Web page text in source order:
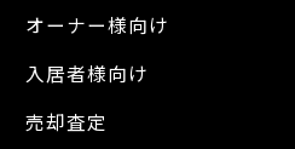
オーナー様向け
入居者様向け
売却査定